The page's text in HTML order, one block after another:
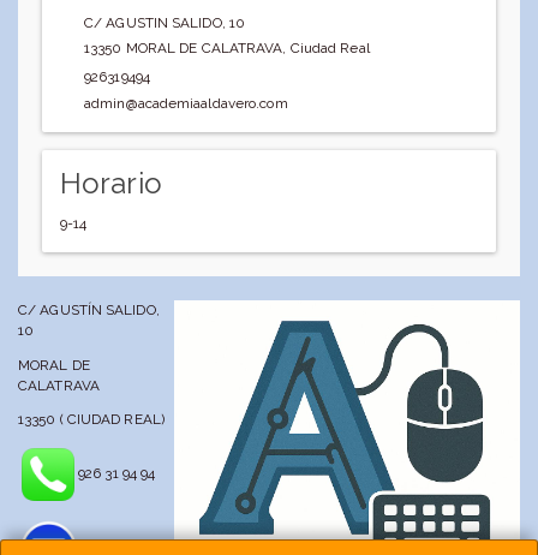
C/ AGUSTIN SALIDO, 10
13350 MORAL DE CALATRAVA, Ciudad Real
926319494
admin@academiaaldavero.com
Horario
9-14
C/ AGUSTÍN SALIDO,
10
MORAL DE
CALATRAVA
13350 ( CIUDAD REAL)
926 31 94 94